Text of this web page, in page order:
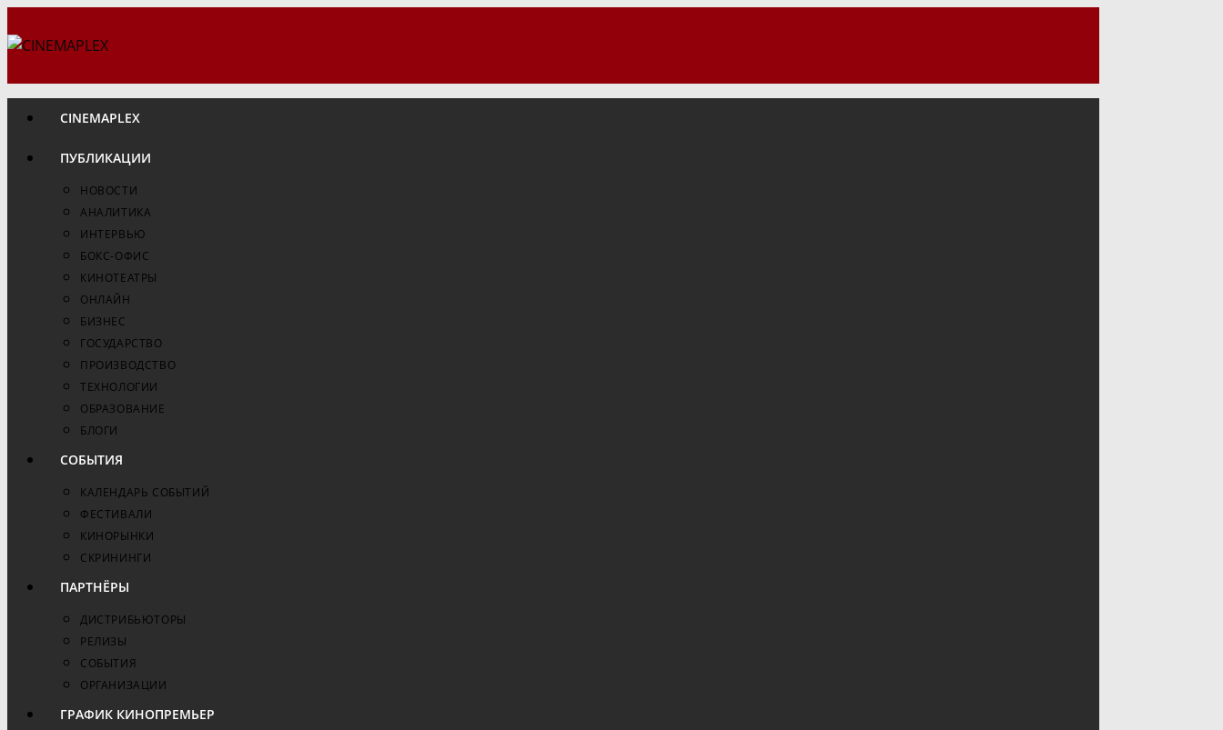
к
CINEMAPLEX
ПУБЛИКАЦИИ
НОВОСТИ
АНАЛИТИКА
ИНТЕРВЬЮ
БОКС-ОФИС
КИНОТЕАТРЫ
ОНЛАЙН
БИЗНЕС
ГОСУДАРСТВО
ПРОИЗВОДСТВО
ТЕХНОЛОГИИ
ОБРАЗОВАНИЕ
БЛОГИ
СОБЫТИЯ
КАЛЕНДАРЬ СОБЫТИЙ
ФЕСТИВАЛИ
КИНОРЫНКИ
СКРИНИНГИ
ПАРТНЁРЫ
ДИСТРИБЬЮТОРЫ
РЕЛИЗЫ
СОБЫТИЯ
ОРГАНИЗАЦИИ
ГРАФИК КИНОПРЕМЬЕР